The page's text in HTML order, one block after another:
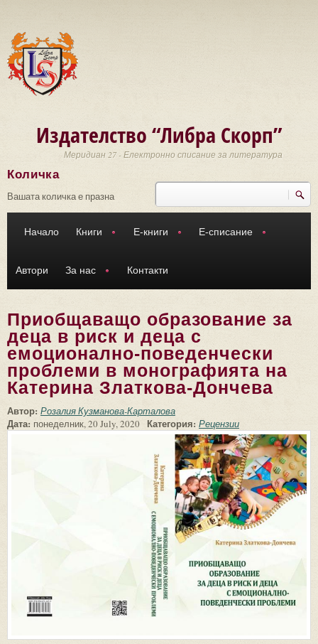
Издателство “Либра Скорп”
Меридиан 27 - Електронно списание за литература
Търси
Количка
Вашата количка е празна
Начало Книги Е-книги Е-списание
Автори За нас Контакти
Приобщаващо образование за
деца в риск и деца с
емоционално-поведенчески
проблеми в монографията на
Катерина Златкова-Дончева
Автор: Розалия Кузманова-Карталова
Дата: понеделник, 20 July, 2020 Категория: Рецензии